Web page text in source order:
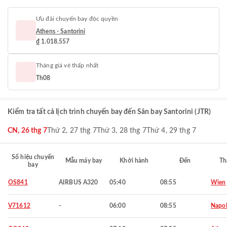
Ưu đãi chuyến bay độc quyền
Athens - Santorini
₫ 1.018.557
Tháng giá vé thấp nhất
Th08
Kiểm tra tất cả lịch trình chuyến bay đến Sân bay Santorini (JTR)
CN, 26 thg 7Thứ 2, 27 thg 7 Thứ 3, 28 thg 7 Thứ 4, 29 thg 7
Số hiệu chuyến
bay
Mẫu máy bay Khởi hành Đến
OS841 AIRBUS A320 05:40 08:55 Wien
V71612 - 06:00 08:55